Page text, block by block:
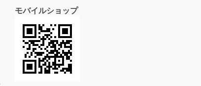
モバイルショップ